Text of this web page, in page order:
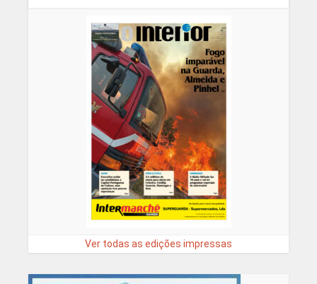
Ver todas as edições impressas